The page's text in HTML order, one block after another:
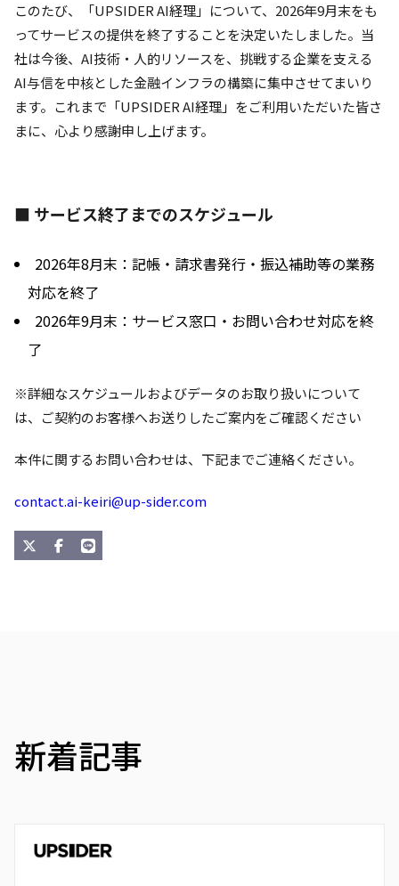
このたび、「UPSIDER AI経理」について、2026年9月末をも
ってサービスの提供を終了することを決定いたしました。当
社は今後、AI技術・人的リソースを、挑戦する企業を支える
AI与信を中核とした金融インフラの構築に集中させてまいり
ます。これまで「UPSIDER AI経理」をご利用いただいた皆さ
まに、心より感謝申し上げます。
■ サービス終了までのスケジュール
2026年8月末：記帳・請求書発行・振込補助等の業務
対応を終了
2026年9月末：サービス窓口・お問い合わせ対応を終
了
※詳細なスケジュールおよびデータのお取り扱いについて
は、ご契約のお客様へお送りしたご案内をご確認ください
本件に関するお問い合わせは、下記までご連絡ください。
contact.ai-keiri@up-sider.com
新着記事